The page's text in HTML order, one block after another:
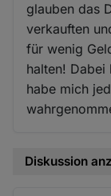
glauben das
verkauften
für wenig
halten!
habe mich
Diskussion